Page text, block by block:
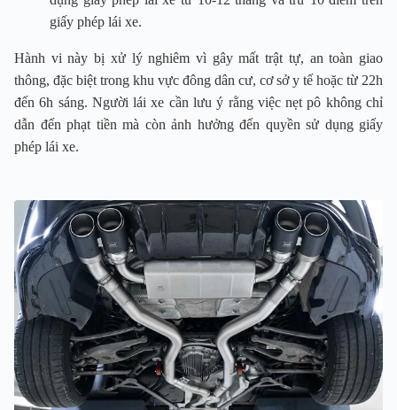
giấy phép lái xe.
Hành vi này bị xử lý nghiêm vì gây mất trật tự, an toàn giao
thông, đặc biệt trong khu vực đông dân cư, cơ sở y tế hoặc từ 22h
đến 6h sáng. Người lái xe cần lưu ý rằng việc nẹt pô không chỉ
dẫn đến phạt tiền mà còn ảnh hưởng đến quyền sử dụng giấy
phép lái xe.